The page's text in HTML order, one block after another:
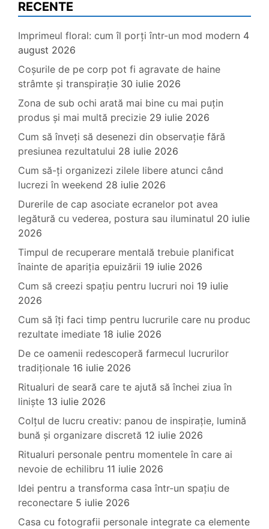
RECENTE
Imprimeul floral: cum îl porți într-un mod modern 4
august 2026
Coșurile de pe corp pot fi agravate de haine
strâmte și transpirație 30 iulie 2026
Zona de sub ochi arată mai bine cu mai puțin
produs și mai multă precizie 29 iulie 2026
Cum să înveți să desenezi din observație fără
presiunea rezultatului 28 iulie 2026
Cum să-ți organizezi zilele libere atunci când
lucrezi în weekend 28 iulie 2026
Durerile de cap asociate ecranelor pot avea
legătură cu vederea, postura sau iluminatul 20 iulie
2026
Timpul de recuperare mentală trebuie planificat
înainte de apariția epuizării 19 iulie 2026
Cum să creezi spațiu pentru lucruri noi 19 iulie
2026
Cum să îți faci timp pentru lucrurile care nu produc
rezultate imediate 18 iulie 2026
De ce oamenii redescoperă farmecul lucrurilor
tradiționale 16 iulie 2026
Ritualuri de seară care te ajută să închei ziua în
liniște 13 iulie 2026
Colțul de lucru creativ: panou de inspirație, lumină
bună și organizare discretă 12 iulie 2026
Ritualuri personale pentru momentele în care ai
nevoie de echilibru 11 iulie 2026
Idei pentru a transforma casa într-un spațiu de
reconectare 5 iulie 2026
Casa cu fotografii personale integrate ca elemente